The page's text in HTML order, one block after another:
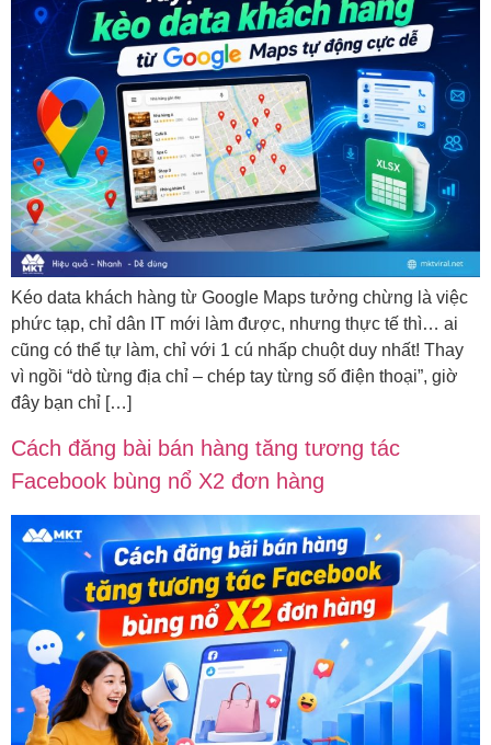
Kéo data khách hàng từ Google Maps tưởng chừng là việc
phức tạp, chỉ dân IT mới làm được, nhưng thực tế thì… ai
cũng có thể tự làm, chỉ với 1 cú nhấp chuột duy nhất! Thay
vì ngồi “dò từng địa chỉ – chép tay từng số điện thoại”, giờ
đây bạn chỉ […]
Cách đăng bài bán hàng tăng tương tác
Facebook bùng nổ X2 đơn hàng